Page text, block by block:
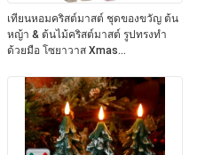
เทียนหอมคริสต์มาสต์ ชุดของขวัญ ต้น
หญ้า & ต้นไม้คริสต์มาสต์ รูปทรงทํา
ด้วยมือ โซยาวาส Xmas